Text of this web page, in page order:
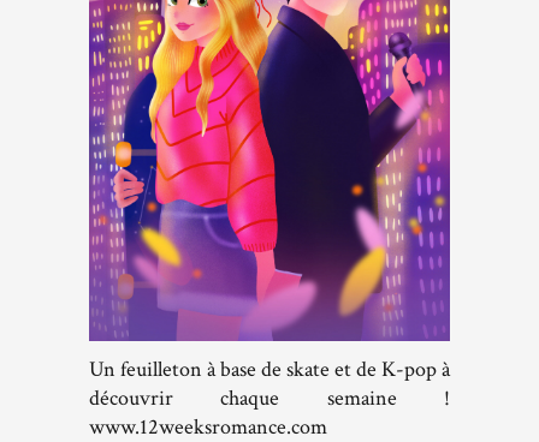
Un feuilleton à base de skate et de K-pop à
découvrir chaque semaine !
www.12weeksromance.com